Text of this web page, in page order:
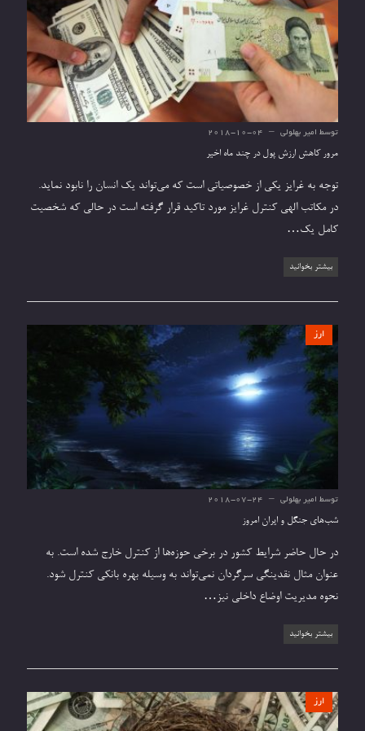
توسط امیر بهلولی 2018-10-04
مرور کاهش ارزش پول در چند ماه اخیر
توجه به غرایز یکی از خصوصیاتی است که می‌تواند یک انسان را نابود نماید.
در مکاتب الهی کنترل غرایز مورد تاکید قرار گرفته است در حالی که شخصیت
کامل یک…
بیشتر بخوانید
ارز
توسط امیر بهلولی 2018-07-24
شب‌های جنگل و ایران امروز
در حال حاضر شرایط کشور در برخی حوزه‌ها از کنترل خارج شده است. به
عنوان مثال نقدینگی سرگردان نمی‌تواند به وسیله بهره بانکی کنترل شود.
نحوه مدیریت اوضاع داخلی نیز…
بیشتر بخوانید
ارز